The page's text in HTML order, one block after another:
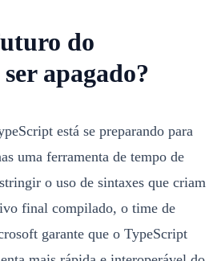
do
apagado?
está se preparando para
uma ferramenta de tempo de
o uso de sintaxes que criam
final compilado, o time de
garante que o TypeScript